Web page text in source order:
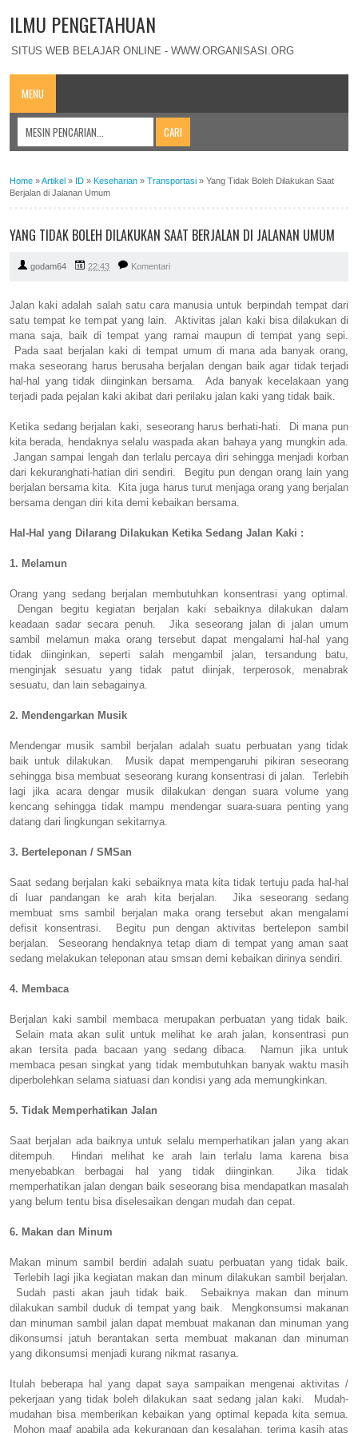
ILMU PENGETAHUAN
SITUS WEB BELAJAR ONLINE - WWW.ORGANISASI.ORG
MENU
Home »Artikel » ID » Keseharian » Transportasi » Yang Tidak Boleh Dilakukan Saat
Berjalan di Jalanan Umum
YANG TIDAK BOLEH DILAKUKAN SAAT BERJALAN DI JALANAN UMUM
godam64 22:43 Komentari
Jalan kaki adalah salah satu cara manusia untuk berpindah tempat dari
satu tempat ke tempat yang lain. Aktivitas jalan kaki bisa dilakukan di
mana saja, baik di tempat yang ramai maupun di tempat yang sepi.
Pada saat berjalan kaki di tempat umum di mana ada banyak orang,
maka seseorang harus berusaha berjalan dengan baik agar tidak terjadi
hal-hal yang tidak diinginkan bersama. Ada banyak kecelakaan yang
terjadi pada pejalan kaki akibat dari perilaku jalan kaki yang tidak baik.
Ketika sedang berjalan kaki, seseorang harus berhati-hati. Di mana pun
kita berada, hendaknya selalu waspada akan bahaya yang mungkin ada.
Jangan sampai lengah dan terlalu percaya diri sehingga menjadi korban
dari kekuranghati-hatian diri sendiri. Begitu pun dengan orang lain yang
berjalan bersama kita. Kita juga harus turut menjaga orang yang berjalan
bersama dengan diri kita demi kebaikan bersama.
Hal-Hal yang Dilarang Dilakukan Ketika Sedang Jalan Kaki :
1. Melamun
Orang yang sedang berjalan membutuhkan konsentrasi yang optimal.
Dengan begitu kegiatan berjalan kaki sebaiknya dilakukan dalam
keadaan sadar secara penuh. Jika seseorang jalan di jalan umum
sambil melamun maka orang tersebut dapat mengalami hal-hal yang
tidak diinginkan, seperti salah mengambil jalan, tersandung batu,
menginjak sesuatu yang tidak patut diinjak, terperosok, menabrak
sesuatu, dan lain sebagainya.
2. Mendengarkan Musik
Mendengar musik sambil berjalan adalah suatu perbuatan yang tidak
baik untuk dilakukan. Musik dapat mempengaruhi pikiran seseorang
sehingga bisa membuat seseorang kurang konsentrasi di jalan. Terlebih
lagi jika acara dengar musik dilakukan dengan suara volume yang
kencang sehingga tidak mampu mendengar suara-suara penting yang
datang dari lingkungan sekitarnya.
3. Berteleponan / SMSan
Saat sedang berjalan kaki sebaiknya mata kita tidak tertuju pada hal-hal
di luar pandangan ke arah kita berjalan. Jika seseorang sedang
membuat sms sambil berjalan maka orang tersebut akan mengalami
defisit konsentrasi. Begitu pun dengan aktivitas bertelepon sambil
berjalan. Seseorang hendaknya tetap diam di tempat yang aman saat
sedang melakukan teleponan atau smsan demi kebaikan dirinya sendiri.
4. Membaca
Berjalan kaki sambil membaca merupakan perbuatan yang tidak baik.
Selain mata akan sulit untuk melihat ke arah jalan, konsentrasi pun
akan tersita pada bacaan yang sedang dibaca. Namun jika untuk
membaca pesan singkat yang tidak membutuhkan banyak waktu masih
diperbolehkan selama siatuasi dan kondisi yang ada memungkinkan.
5. Tidak Memperhatikan Jalan
Saat berjalan ada baiknya untuk selalu memperhatikan jalan yang akan
ditempuh. Hindari melihat ke arah lain terlalu lama karena bisa
menyebabkan berbagai hal yang tidak diinginkan. Jika tidak
memperhatikan jalan dengan baik seseorang bisa mendapatkan masalah
yang belum tentu bisa diselesaikan dengan mudah dan cepat.
6. Makan dan Minum
Makan minum sambil berdiri adalah suatu perbuatan yang tidak baik.
Terlebih lagi jika kegiatan makan dan minum dilakukan sambil berjalan.
Sudah pasti akan jauh tidak baik. Sebaiknya makan dan minum
dilakukan sambil duduk di tempat yang baik. Mengkonsumsi makanan
dan minuman sambil jalan dapat membuat makanan dan minuman yang
dikonsumsi jatuh berantakan serta membuat makanan dan minuman
yang dikonsumsi menjadi kurang nikmat rasanya.
Itulah beberapa hal yang dapat saya sampaikan mengenai aktivitas /
pekerjaan yang tidak boleh dilakukan saat sedang jalan kaki. Mudah-
mudahan bisa memberikan kebaikan yang optimal kepada kita semua.
Mohon maaf apabila ada kekurangan dan kesalahan, terima kasih atas